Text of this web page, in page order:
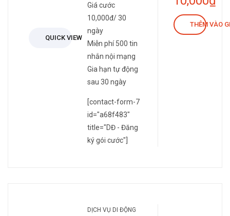
QUICK VIEW
Giá cước
10,000đ/ 30
ngày
Miễn phí 500 tin
nhắn nội mạng
Gia hạn tự động
sau 30 ngày
[contact-form-7
id="a68f483"
title="DĐ - Đăng
ký gói cước"]
THÊM VÀO
DỊCH VỤ DI ĐỘNG